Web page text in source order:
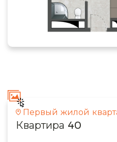
Первый жилой
Квартира 40